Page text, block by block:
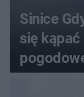
Sinice
się